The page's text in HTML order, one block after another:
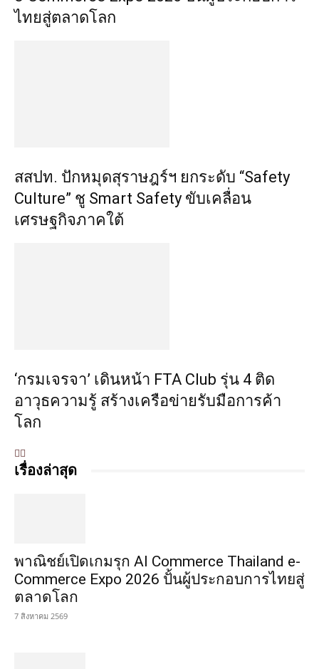
ไทยสู่ตลาดโลก
สสปท. ปักหมุดสุราษฎร์ฯ ยกระดับ “Safety
Culture” ชู Smart Safety ขับเคลื่อน
เศรษฐกิจภาคใต้
‘กรมเจรจา’ เดินหน้า FTA Club รุ่น 4 ติด
อาวุธความรู้ สร้างเครือข่ายรับมือการค้า
โลก
เรื่องล่าสุด
พาณิชย์เปิดเกมรุก AI Commerce Thailand e-
Commerce Expo 2026 ปั้นผู้ประกอบการไทยสู่
ตลาดโลก
7 สิงหาคม 2569